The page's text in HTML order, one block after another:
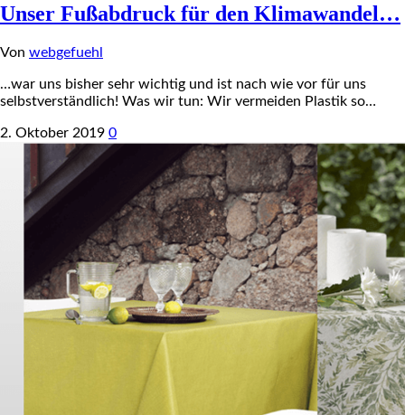
Unser Fußabdruck für den Klimawandel…
Von webgefuehl
…war uns bisher sehr wichtig und ist nach wie vor für uns
selbstverständlich! Was wir tun: Wir vermeiden Plastik so…
2. Oktober 2019 0